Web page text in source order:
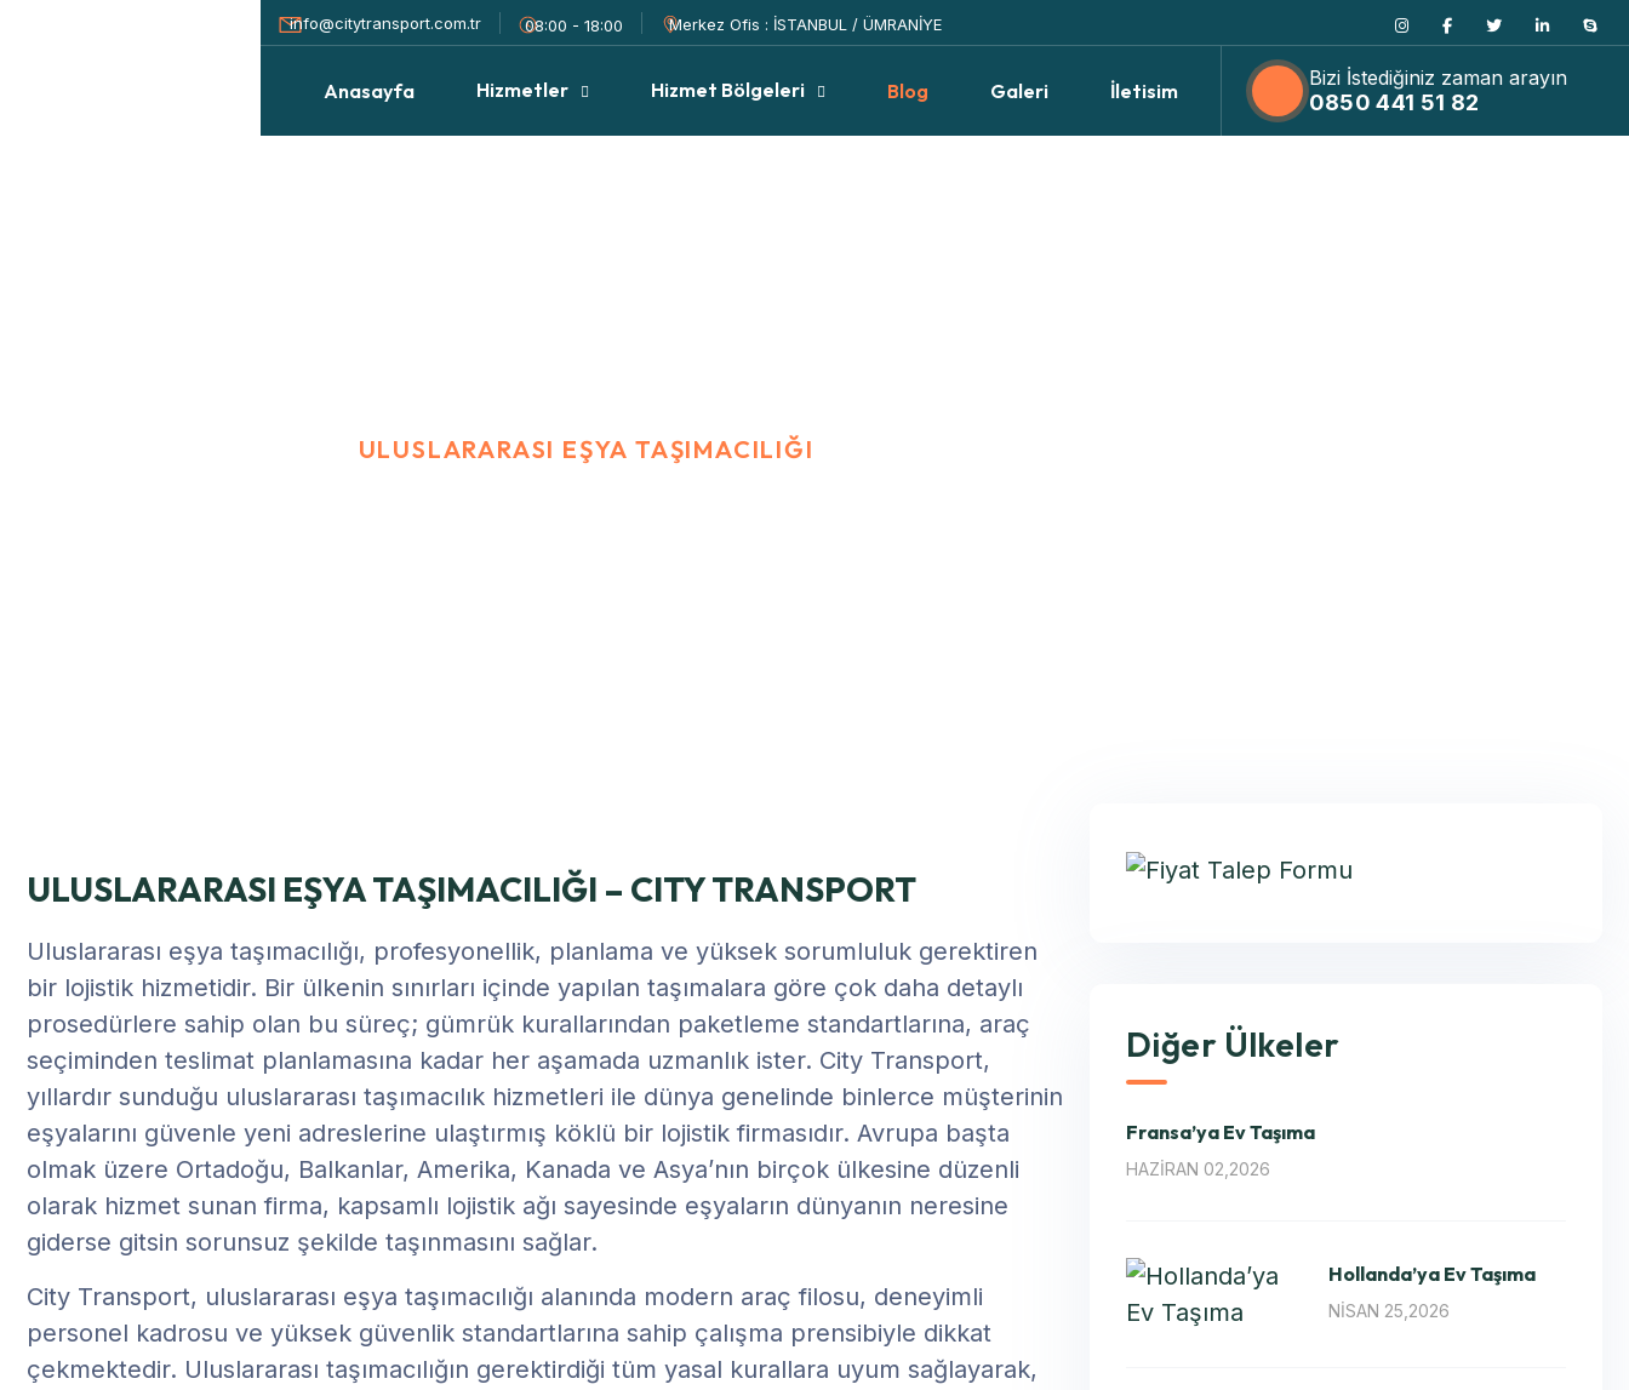
info@citytransport.com.tr 08:00 - 18:00 Merkez Ofis : İSTANBUL / ÜMRANİYE
Anasayfa Hizmetler Hizmet Bölgeleri Blog Galeri İletisim
Bizi İstediğiniz zaman arayın
0850 441 51 82
ULUSLARARASI EŞYA TAŞIMACILIĞI
ULUSLARARASI EŞYA TAŞIMACILIĞI – CITY TRANSPORT
Uluslararası eşya taşımacılığı, profesyonellik, planlama ve yüksek sorumluluk gerektiren
bir lojistik hizmetidir. Bir ülkenin sınırları içinde yapılan taşımalara göre çok daha detaylı
prosedürlere sahip olan bu süreç; gümrük kurallarından paketleme standartlarına, araç
seçiminden teslimat planlamasına kadar her aşamada uzmanlık ister. City Transport,
yıllardır sunduğu uluslararası taşımacılık hizmetleri ile dünya genelinde binlerce müşterinin
eşyalarını güvenle yeni adreslerine ulaştırmış köklü bir lojistik firmasıdır. Avrupa başta
olmak üzere Ortadoğu, Balkanlar, Amerika, Kanada ve Asya’nın birçok ülkesine düzenli
olarak hizmet sunan firma, kapsamlı lojistik ağı sayesinde eşyaların dünyanın neresine
giderse gitsin sorunsuz şekilde taşınmasını sağlar.
City Transport, uluslararası eşya taşımacılığı alanında modern araç filosu, deneyimli
personel kadrosu ve yüksek güvenlik standartlarına sahip çalışma prensibiyle dikkat
çekmektedir. Uluslararası taşımacılığın gerektirdiği tüm yasal kurallara uyum sağlayarak,
Diğer Ülkeler
Fransa’ya Ev Taşıma
HAZIRAN 02,2026
Hollanda’ya Ev Taşıma
NISAN 25,2026